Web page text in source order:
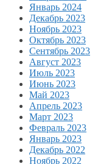
Январь 2024
Декабрь 2023
Ноябрь 2023
Октябрь 2023
Сентябрь 2023
Август 2023
Июль 2023
Июнь 2023
Май 2023
Апрель 2023
Март 2023
Февраль 2023
Январь 2023
Декабрь 2022
Ноябрь 2022